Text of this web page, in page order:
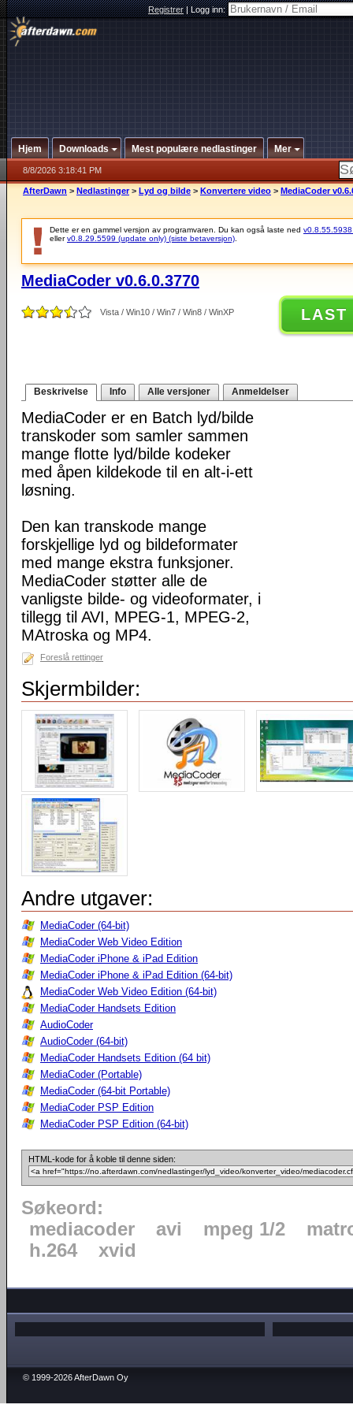
Registrer|Logg inn:
Hjem Downloads Mest populære nedlastinger Mer
8/8/2026 3:18:41 PM
AfterDawn > Nedlastinger > Lyd og bilde > Konvertere video > MediaCoder
Dette er en gammel versjon av programvaren. Du kan også laste ned v0.8.55.5938
ellerv0.8.29.5599 (update only) (siste betaversjon)
MediaCoder v0.6.0.3770
Vista / Win10 / Win7 / Win8 / WinXP LAST
Beskrivelse Info Alle versjoner Anmeldelser
MediaCoder er en Batch lyd/bilde
transkoder som samler sammen
mange flotte lyd/bilde kodeker
med åpen kildekode til en alt-i-ett
løsning.
Den kan transkode mange
forskjellige lyd og bildeformater
med mange ekstra funksjoner.
MediaCoder støtter alle de
vanligste bilde- og videoformater, i
tillegg til AVI, MPEG-1, MPEG-2,
MAtroska og MP4.
Foreslå rettinger
Skjermbilder:
Andre utgaver:
MediaCoder (64-bit)
MediaCoder Web Video Edition
MediaCoder iPhone & iPad Edition
MediaCoder iPhone & iPad Edition (64-bit)
MediaCoder Web Video Edition (64-bit)
MediaCoder Handsets Edition
AudioCoder
AudioCoder (64-bit)
MediaCoder Handsets Edition (64 bit)
MediaCoder (Portable)
MediaCoder (64-bit Portable)
MediaCoder PSP Edition
MediaCoder PSP Edition (64-bit)
HTML-kode for å koble til denne siden:
Søkeord:
mediacoder
avi mpeg 1/2
h.264
xvid
© 1999-2026 AfterDawn Oy